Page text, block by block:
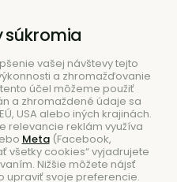
súkromia
vašej návštevy tejto
a zhromažďovanie
účel môžeme použiť
a zhromaždené údaje sa
USA alebo iných krajinách.
relevancie reklám využíva
Meta(Facebook,
všetky cookies“ vyjadrujete
Nižšie môžete nájsť
upraviť svoje preferencie.